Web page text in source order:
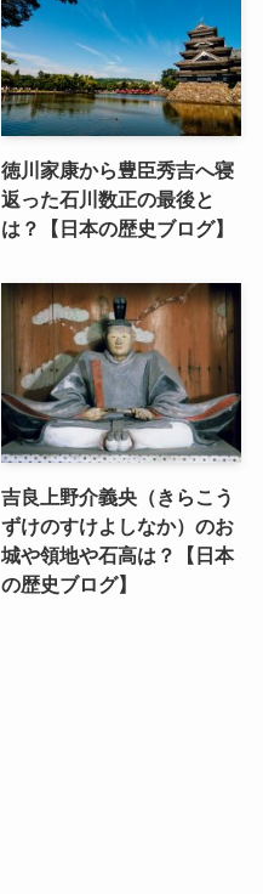
徳川家康から豊臣秀吉へ寝
返った石川数正の最後と
は？【日本の歴史ブログ】
吉良上野介義央（きらこう
ずけのすけよしなか）のお
城や領地や石高は？【日本
の歴史ブログ】